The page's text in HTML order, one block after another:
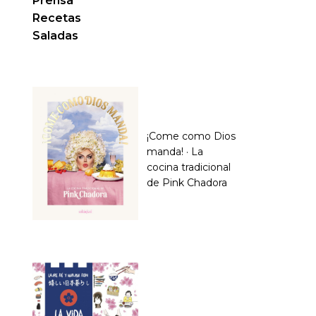
Recetas
Saladas
¡Come como Dios
manda! · La
cocina tradicional
de Pink Chadora